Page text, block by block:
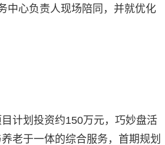
中心负责人现场陪同，并就优化
计划投资约150万元，巧妙盘活
老于一体的综合服务，首期规划